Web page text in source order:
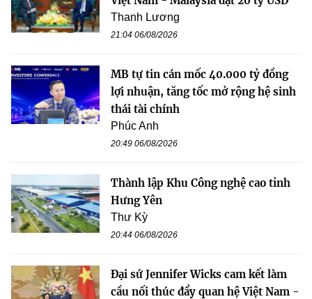
Thanh Lương
21:04 06/08/2026
MB tự tin cán mốc 40.000 tỷ đồng
lợi nhuận, tăng tốc mở rộng hệ sinh
thái tài chính
Phúc Anh
20:49 06/08/2026
Thành lập Khu Công nghệ cao tỉnh
Hưng Yên
Thư Kỳ
20:44 06/08/2026
Đại sứ Jennifer Wicks cam kết làm
cầu nối thúc đẩy quan hệ Việt Nam -